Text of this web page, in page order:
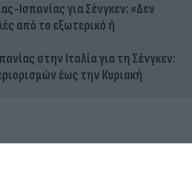
Ισπανίας για Σένγκεν: «Δεν
από το εξωτερικό ή
στην Ιταλία για τη Σένγκεν:
έως την Κυριακή